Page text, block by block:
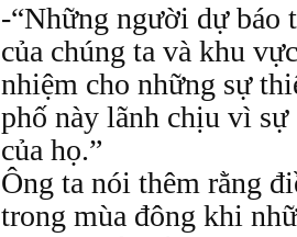
-“Những người dự báo
của chúng ta và khu
nhiệm cho những sự
phố này lãnh chịu vì
của họ.”
Ông ta nói thêm rằng
trong mùa đông khi